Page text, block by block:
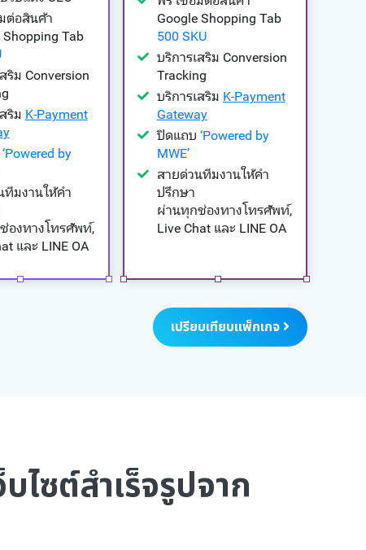
ต่อสินค้า
Shopping Tab
ริม Conversion
ริม K-Payment
‘Powered by
ทีมงานให้คำ
องทางโทรศัพท์,
และ LINE OA
Google Shopping Tab
500 SKU
บริการเสริม Conversion
Tracking
บริการเสริม K-Payment
Gateway
ปิดแถบ ‘Powered by
MWE’
สายด่วนทีมงานให้คำ
ปรึกษา
ผ่านทุกช่องทางโทรศัพท์,
Live Chat และ LINE OA
เปรียบเทียบแพ็กเกจ
ซต์สำเร็จรูปจาก